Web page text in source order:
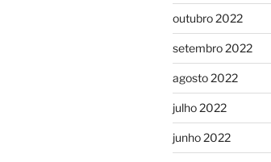
outubro 2022
setembro 2022
agosto 2022
julho 2022
junho 2022